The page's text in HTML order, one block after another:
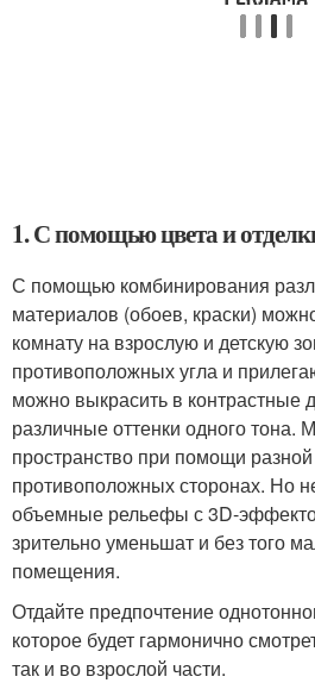
1. С помощью цвета и
С помощью комбинирования
материалов (обоев, краски)
комнату на взрослую и детскую
противоположных угла и
можно выкрасить в контрастные
различные оттенки одного тона.
пространство при помощи
противоположных сторонах. Но
объемные рельефы с 3D-
зрительно уменьшат и без того
помещения.
Отдайте предпочтение
которое будет гармонично
так и во взрослой части.